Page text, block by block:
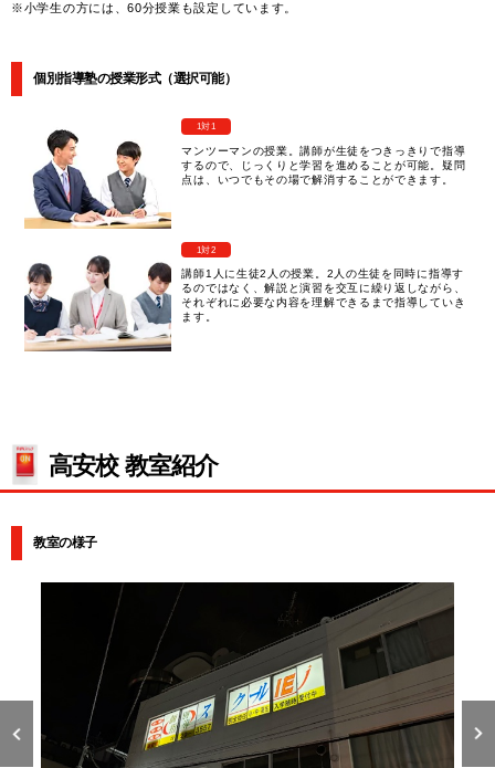
※小学生の方には、60分授業も設定しています。
個別指導塾の授業形式（選択可能）
1対1
マンツーマンの授業。講師が生徒をつきっきりで指導
するので、じっくりと学習を進めることが可能。疑問
点は、いつでもその場で解消することができます。
1対2
講師1人に生徒2人の授業。2人の生徒を同時に指導す
るのではなく、解説と演習を交互に繰り返しながら、
それぞれに必要な内容を理解できるまで指導していき
ます。
高安校 教室紹介
教室の様子